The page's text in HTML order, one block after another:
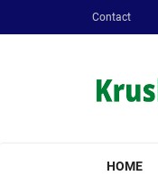
Contact
HOME